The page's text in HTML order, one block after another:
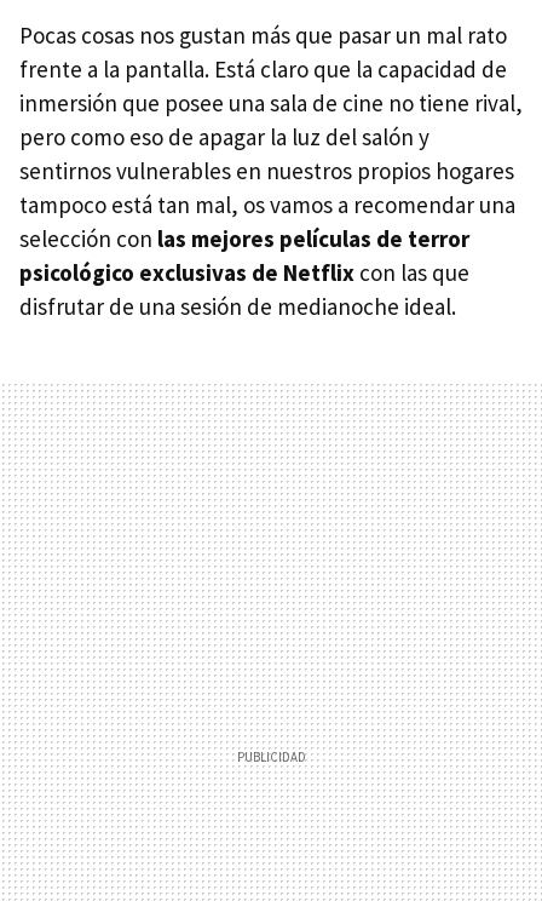
Pocas cosas nos gustan más que pasar un mal rato
frente a la pantalla. Está claro que la capacidad de
inmersión que posee una sala de cine no tiene rival,
pero como eso de apagar la luz del salón y
sentirnos vulnerables en nuestros propios hogares
tampoco está tan mal, os vamos a recomendar una
selección con las mejores películas de terror
psicológico exclusivas de Netflix con las que
disfrutar de una sesión de medianoche ideal.